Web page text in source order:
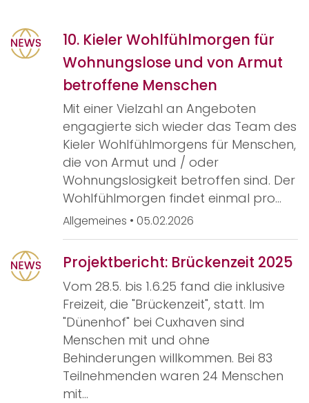
10. Kieler Wohlfühlmorgen für
Wohnungslose und von Armut
betroffene Menschen
Mit einer Vielzahl an Angeboten
engagierte sich wieder das Team des
Kieler Wohlfühlmorgens für Menschen,
die von Armut und / oder
Wohnungslosigkeit betroffen sind. Der
Wohlfühlmorgen findet einmal pro…
Allgemeines • 05.02.2026
Projektbericht: Brückenzeit 2025
Vom 28.5. bis 1.6.25 fand die inklusive
Freizeit, die "Brückenzeit", statt. Im
"Dünenhof" bei Cuxhaven sind
Menschen mit und ohne
Behinderungen willkommen. Bei 83
Teilnehmenden waren 24 Menschen
mit…